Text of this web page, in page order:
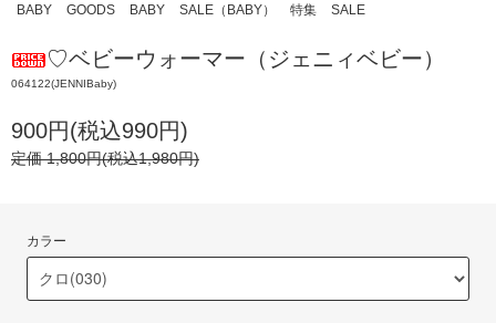
BABY
GOODS BABY SALE（BABY） 特集 SALE
♡ベビーウォーマー（ジェニィベビー）
064122(JENNIBaby)
900円(税込990円)
定価 1,800円(税込1,980円)
カラー